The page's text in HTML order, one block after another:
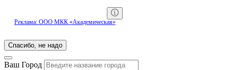
Реклама: ООО МКК «Академическая»
Спасибо, не надо
Ваш Город